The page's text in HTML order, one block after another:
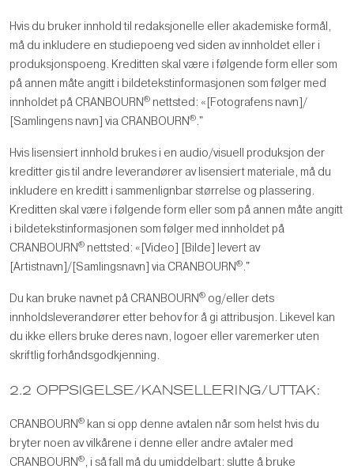
Hvis du bruker innhold til redaksjonelle eller akademiske formål,
må du inkludere en studiepoeng ved siden av innholdet eller i
produksjonspoeng. Kreditten skal være i følgende form eller som
på annen måte angitt i bildetekstinformasjonen som følger med
innholdet på CRANBOURN® nettsted: «[Fotografens navn]/
[Samlingens navn] via CRANBOURN®."
Hvis lisensiert innhold brukes i en audio/visuell produksjon der
kreditter gis til andre leverandører av lisensiert materiale, må du
inkludere en kreditt i sammenlignbar størrelse og plassering.
Kreditten skal være i følgende form eller som på annen måte angitt
i bildetekstinformasjonen som følger med innholdet på
CRANBOURN® nettsted: «[Video] [Bilde] levert av
[Artistnavn]/[Samlingsnavn] via CRANBOURN®."
Du kan bruke navnet på CRANBOURN® og/eller dets
innholdsleverandører etter behov for å gi attribusjon. Likevel kan
du ikke ellers bruke deres navn, logoer eller varemerker uten
skriftlig forhåndsgodkjenning.
2.2 OPPSIGELSE/KANSELLERING/UTTAK:
CRANBOURN® kan si opp denne avtalen når som helst hvis du
bryter noen av vilkårene i denne eller andre avtaler med
CRANBOURN®, i så fall må du umiddelbart: slutte å bruke